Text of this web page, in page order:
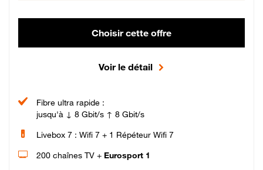
Choisir cette offre
Voir le détail
Fibre ultra rapide :
jusqu'à ↓ 8 Gbit/s ↑ 8 Gbit/s
Livebox 7 : Wifi 7 + 1 Répéteur Wifi 7
200 chaînes TV + Eurosport 1